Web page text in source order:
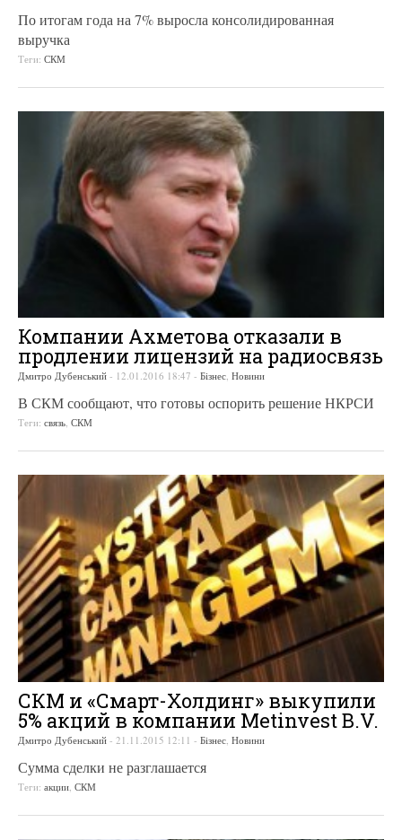
По итогам года на 7% выросла консолидированная
выручка
Теги: СКМ
Компании Ахметова отказали в
продлении лицензий на радиосвязь
Дмитро Дубенський - 12.01.2016 18:47 - Бізнес, Новини
В СКМ сообщают, что готовы оспорить решение НКРСИ
Теги: связь, СКМ
СКМ и «Смарт-Холдинг» выкупили
5% акций в компании Metinvest B.V.
Дмитро Дубенський - 21.11.2015 12:11 - Бізнес Новини
Сумма сделки не разглашается
Теги: акции СКМ